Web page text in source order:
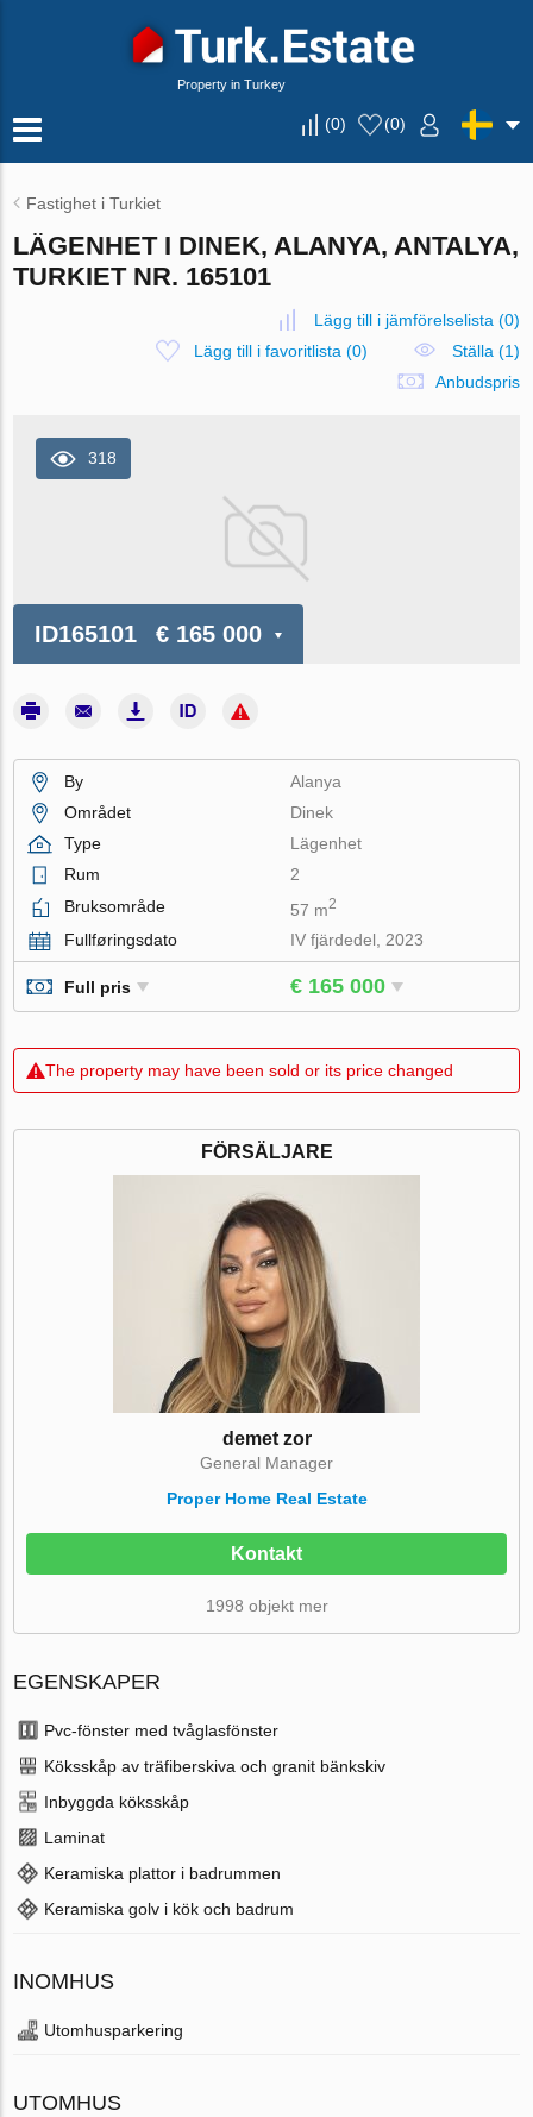
Property in Turkey
(0) (0)
Fastighet i Turkiet
LÄGENHET I DINEK, ALANYA, ANTALYA,
TURKIET NR. 165101
Lägg till i jämförelselista (0)
Lägg till i favoritlista (0)
Ställa (1)
Anbudspris
318
ID165101 € 165 000
By
Alanya
Området
Dinek
Type
Lägenhet
Rum
2
Bruksområde
57 m2
Fullføringsdato IV fjärdedel, 2023
Full pris € 165 000
The property may have been sold or its price changed
FÖRSÄLJARE
demet zor
General Manager
Proper Home Real Estate
Kontakt
1998 objekt mer
EGENSKAPER
Pvc-fönster med tvåglasfönster
Köksskåp av träfiberskiva och granit bänkskiv
Inbyggda köksskåp
Laminat
Keramiska plattor i badrummen
Keramiska golv i kök och badrum
INOMHUS
Utomhusparkering
UTOMHUS